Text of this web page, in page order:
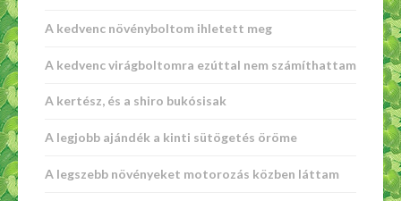
A kedvenc növényboltom ihletett meg
A kedvenc virágboltomra ezúttal nem számíthattam
A kertész, és a shiro bukósisak
A legjobb ajándék a kinti sütögetés öröme
A legszebb növényeket motorozás közben láttam